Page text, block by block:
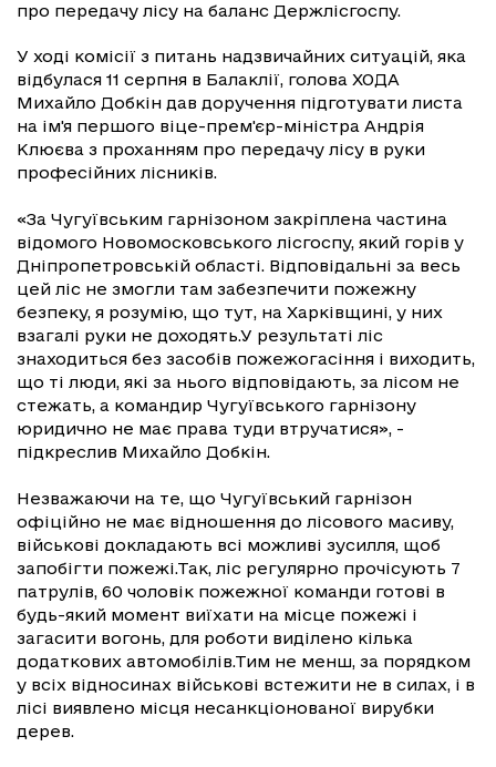
про передачу лісу на баланс Держлісгоспу.
У ході комісії з питань надзвичайних ситуацій, яка
відбулася 11 серпня в Балаклії, голова ХОДА
Михайло Добкін дав доручення підготувати листа
на ім'я першого віце-прем'єр-міністра Андрія
Клюєва з проханням про передачу лісу в руки
професійних лісників.
«За Чугуївським гарнізоном закріплена частина
відомого Новомосковського лісгоспу, який горів у
Дніпропетровській області. Відповідальні за весь
цей ліс не змогли там забезпечити пожежну
безпеку, я розумію, що тут, на Харківщині, у них
взагалі руки не доходять.У результаті ліс
знаходиться без засобів пожежогасіння і виходить,
що ті люди, які за нього відповідають, за лісом не
стежать, а командир Чугуївського гарнізону
юридично не має права туди втручатися», -
підкреслив Михайло Добкін.
Незважаючи на те, що Чугуївський гарнізон
офіційно не має відношення до лісового масиву,
військові докладають всі можливі зусилля, щоб
запобігти пожежі.Так, ліс регулярно прочісують 7
патрулів, 60 чоловік пожежної команди готові в
будь-який момент виїхати на місце пожежі і
загасити вогонь, для роботи виділено кілька
додаткових автомобілів.Тим не менш, за порядком
у всіх відносинах військові встежити не в силах, і в
лісі виявлено місця несанкціонованої вирубки
дерев.